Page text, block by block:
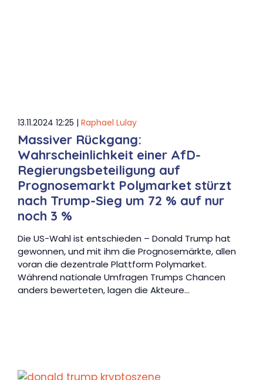
13.11.2024 12:25 | Raphael Lulay
Massiver Rückgang:
Wahrscheinlichkeit einer AfD-
Regierungsbeteiligung auf
Prognosemarkt Polymarket stürzt
nach Trump-Sieg um 72 % auf nur
noch 3 %
Die US-Wahl ist entschieden – Donald Trump hat
gewonnen, und mit ihm die Prognosemärkte, allen
voran die dezentrale Plattform Polymarket.
Während nationale Umfragen Trumps Chancen
anders bewerteten, lagen die Akteure…